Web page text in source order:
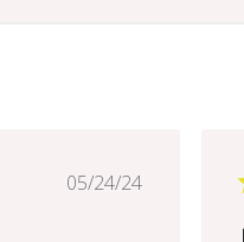
Fecha
05/24/24